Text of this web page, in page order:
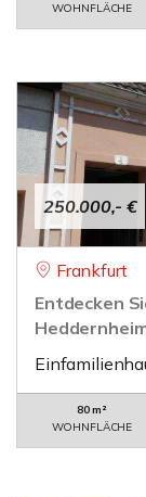
WOHNFLÄCHE
250.000,- €
Frankfurt
Entdecken
80 m²
WOHNFLÄCHE